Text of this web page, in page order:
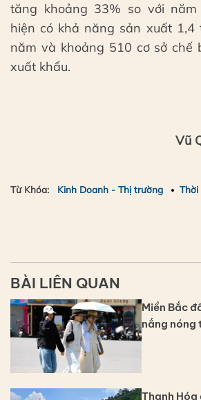
tăng khoảng 33% so với năm
hiện có khả năng sản xuất 1,4
năm và khoảng 510 cơ sở chế
xuất khẩu.
Vũ
Từ Khóa: Kinh Doanh - Thị trường
BÀI LIÊN QUAN
Miền Bắc
nắng nóng
Thanh Hóa